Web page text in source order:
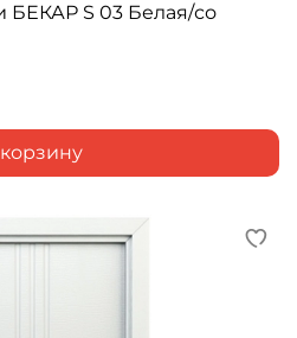
S 03 Белая/со